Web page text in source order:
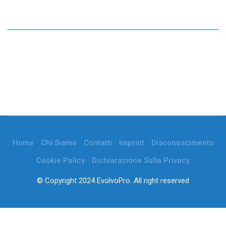
Home Chi Siamo Contatti Imprint
Disconoscimento
Cookie Policy
Dichiarazione Sulla Privacy
© Copyright 2024 EvolvoPro. All right reserved